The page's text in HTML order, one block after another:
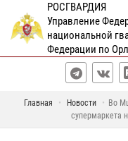
РОСГВАРДИЯ
Управление
национальной
Федерации по
Главная Новости
Во
супермаркета